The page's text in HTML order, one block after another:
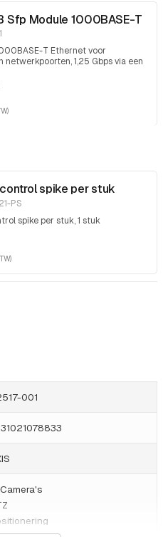
Sfp Module 1000BASE-T
T Ethernet voor
netwerkpoorten, 1,25 Gbps via een
spike per stuk
PS
spike per stuk, 1 stuk
001